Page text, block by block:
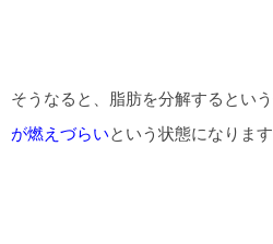
そうなると、脂肪を分解するとい
が燃えづらいという状態になります